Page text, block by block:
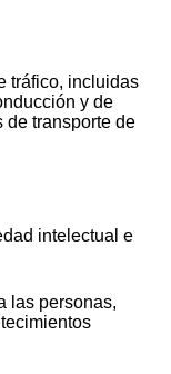
tráfico, incluidas
y de
de transporte de
intelectual e
las personas,